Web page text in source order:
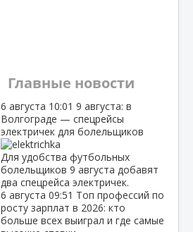
Главные новости
6 августа 10:01 9 августа: в
Волгограде — спецрейсы
электричек для болельщиков
Для удобства футбольных
болельщиков 9 августа добавят
два спецрейса электричек.
6 августа 09:51 Топ профессий по
росту зарплат в 2026: кто
больше всех выиграл и где самые